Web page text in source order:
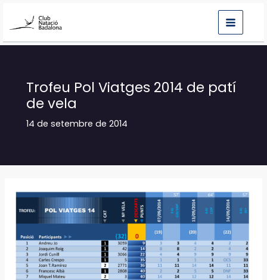
Trofeu Pol Viatges 2014 de patí
de vela
14 de setembre de 2014